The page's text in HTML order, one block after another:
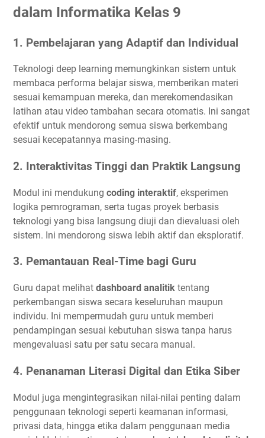
dalam Informatika Kelas 9
1. Pembelajaran yang Adaptif dan Individual
Teknologi deep learning memungkinkan sistem untuk
membaca performa belajar siswa, memberikan materi
sesuai kemampuan mereka, dan merekomendasikan
latihan atau video tambahan secara otomatis. Ini sangat
efektif untuk mendorong semua siswa berkembang
sesuai kecepatannya masing-masing.
2. Interaktivitas Tinggi dan Praktik Langsung
Modul ini mendukung coding interaktif, eksperimen
logika pemrograman, serta tugas proyek berbasis
teknologi yang bisa langsung diuji dan dievaluasi oleh
sistem. Ini mendorong siswa lebih aktif dan eksploratif.
3. Pemantauan Real-Time bagi Guru
Guru dapat melihat dashboard analitik tentang
perkembangan siswa secara keseluruhan maupun
individu. Ini mempermudah guru untuk memberi
pendampingan sesuai kebutuhan siswa tanpa harus
mengevaluasi satu per satu secara manual.
4. Penanaman Literasi Digital dan Etika Siber
Modul juga mengintegrasikan nilai-nilai penting dalam
penggunaan teknologi seperti keamanan informasi,
privasi data, hingga etika dalam penggunaan media